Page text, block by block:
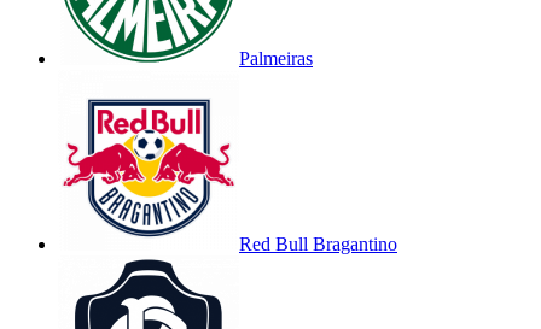
Palmeiras
Red Bull Bragantino